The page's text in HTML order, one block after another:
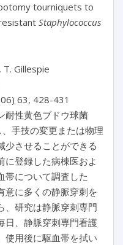
tourniquets to
Staphylococcus
T. Gillespie
63, 428-431
耐性黄色ブドウ球菌
、手技の変更または物理
少させることができる
に登録した病棟医およ
帯について調査した
意に多くの静脈穿刺を
、研究は静脈穿刺専門
日、静脈穿刺専門看護
使用後に駆血帯を拭い